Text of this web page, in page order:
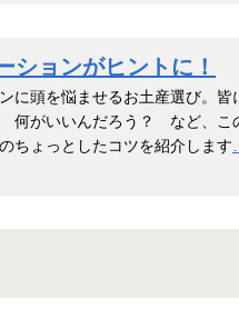
ションがヒントに！
に頭を悩ませるお土産選び。皆
何がいいんだろう？ など、こ
ちょっとしたコツを紹介します